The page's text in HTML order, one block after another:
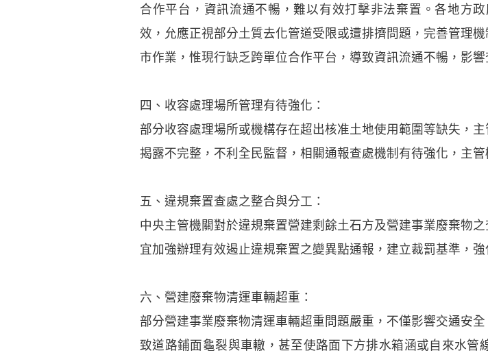
合作平台，資訊流通不暢，難以有效打擊非法棄置。各地方
效，允應正視部分土質去化管道受限或遭排擠問題，完善管理
市作業，惟現行缺乏跨單位合作平台，導致資訊流通不暢，影響
四、收容處理場所管理有待強化：
部分收容處理場所或機構存在超出核准土地使用範圍等缺失，
揭露不完整，不利全民監督，相關通報查處機制有待強化，主
五、違規棄置查處之整合與分工：
中央主管機關對於違規棄置營建剩餘土石方及營建事業廢棄物
宜加強辦理有效遏止違規棄置之變異點通報，建立裁罰基準，
六、營建廢棄物清運車輛超重：
部分營建事業廢棄物清運車輛超重問題嚴重，不僅影響交通安
致道路鋪面龜裂與車轍，甚至使路面下方排水箱涵或自來水